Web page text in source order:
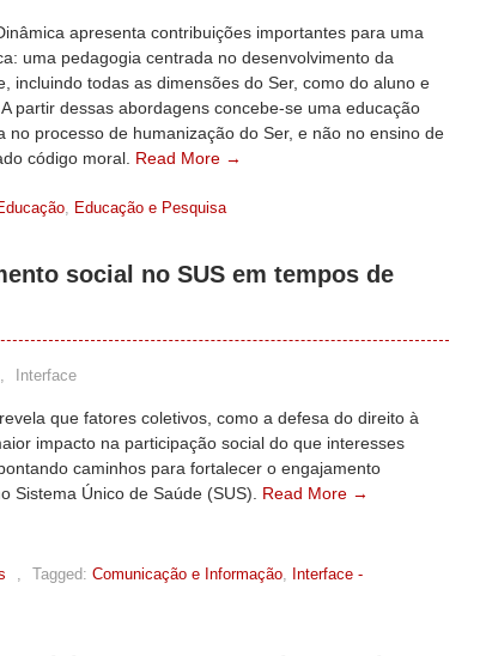
apresenta contribuições importantes para uma
uma pedagogia centrada no desenvolvimento da
incluindo todas as dimensões do Ser, como do aluno e
partir dessas abordagens concebe-se uma educação
no processo de humanização do Ser, e não no ensino de
código moral. Read More →
, Educação e Pesquisa
social no SUS em tempos de
, Interface
que fatores coletivos, como a defesa do direito à
impacto na participação social do que interesses
caminhos para fortalecer o engajamento
Sistema Único de Saúde (SUS). Read More →
, Tagged: Comunicação e Informação, Interface -